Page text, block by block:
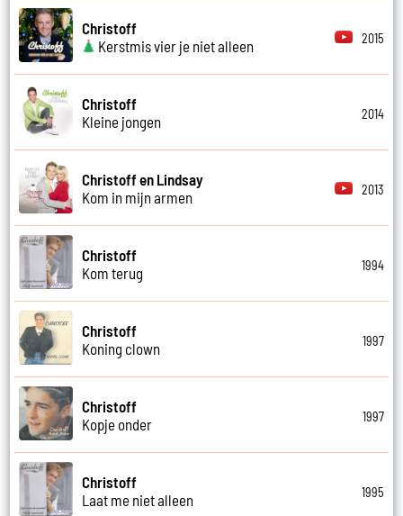
Christoff
Kerstmis vier je niet alleen
2015
Christoff
Kleine jongen
2014
Christoff en Lindsay
Kom in mijn armen
2013
Christoff
Kom terug
1994
Christoff
Koning clown
1997
Christoff
Kopje onder
1997
Christoff
Laat me niet alleen
1995